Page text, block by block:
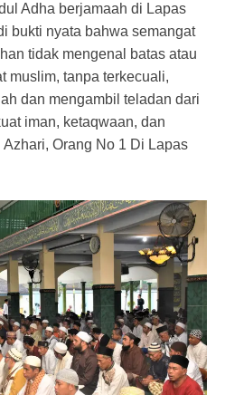
Adha berjamaah di Lapas
bukti nyata bahwa semangat
tidak mengenal batas atau
muslim, tanpa terkecuali,
dan mengambil teladan dari
iman, ketaqwaan, dan
Azhari, Orang No 1 Di Lapas